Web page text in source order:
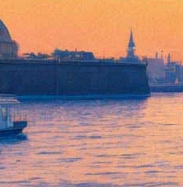
Петербуржцы
услышат